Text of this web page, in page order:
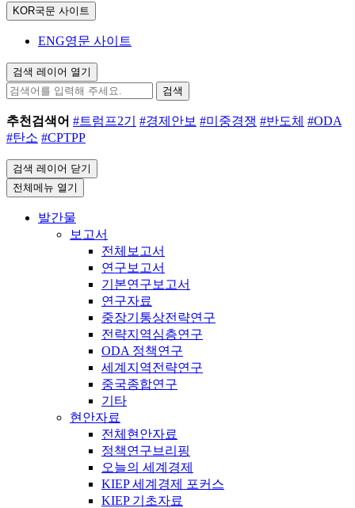
KOR국문 사이트
ENG영문 사이트
검색 레이어 열기
검색
추천검색어 #트럼프2기 #경제안보 #미중경쟁 #반도체 #ODA
#탄소 #CPTPP
검색 레이어 닫기
전체메뉴 열기
발간물
보고서
전체보고서
연구보고서
기본연구보고서
연구자료
중장기통상전략연구
전략지역심층연구
ODA 정책연구
세계지역전략연구
중국종합연구
기타
현안자료
전체현안자료
정책연구브리핑
오늘의 세계경제
KIEP 세계경제 포커스
KIEP 기초자료